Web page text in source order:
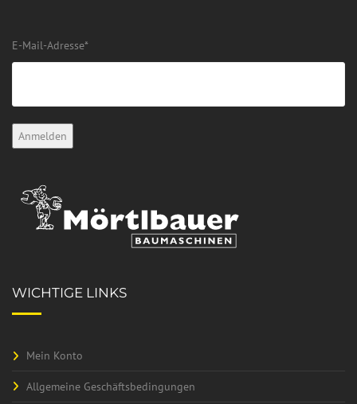
E-Mail-Adresse*
WICHTIGE LINKS
Mein Konto
Allgemeine Geschäftsbedingungen